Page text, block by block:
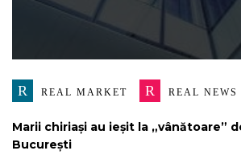
R REAL MARKET R REAL NEWS
Marii chiriași au ieșit la „vânătoare”
București